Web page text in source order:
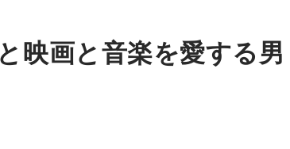
映画と音楽を愛する男